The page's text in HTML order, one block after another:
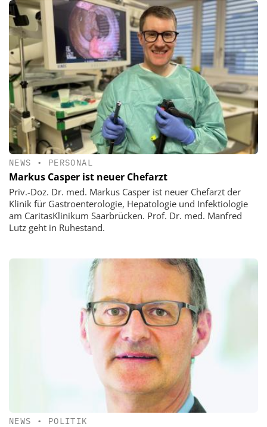
NEWS • PERSONAL
Markus Casper ist neuer Chefarzt
Priv.-Doz. Dr. med. Markus Casper ist neuer Chefarzt der
Klinik für Gastroenterologie, Hepatologie und Infektiologie
am CaritasKlinikum Saarbrücken. Prof. Dr. med. Manfred
Lutz geht in Ruhestand.
NEWS • POLITIK